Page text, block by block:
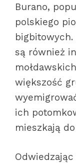
Burano,
polskiego
są również
większość
ich
mieszkają